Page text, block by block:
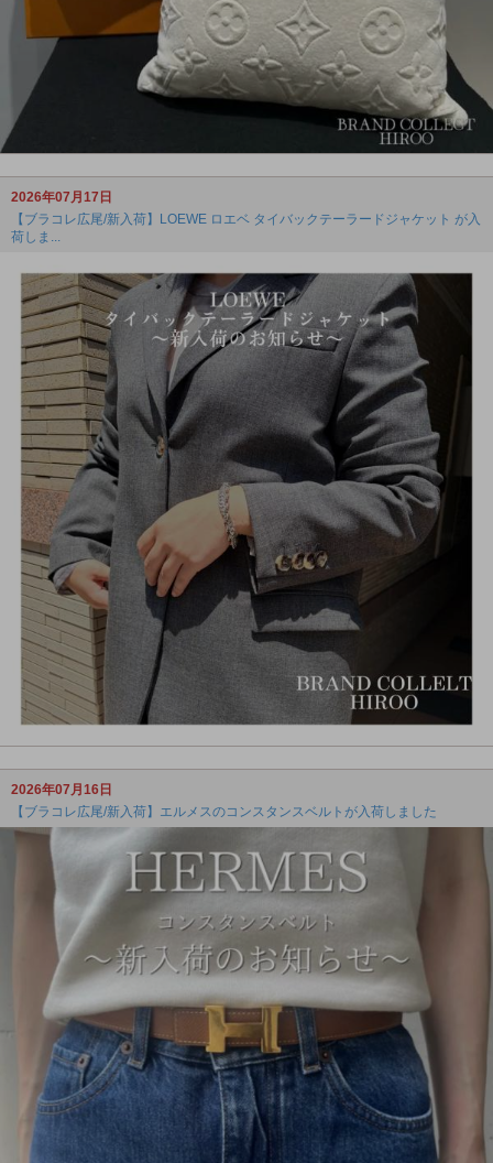
2026年07月17日
【ブラコレ広尾/新入荷】LOEWE ロエベ タイバックテーラードジャケット が入
荷しま...
2026年07月16日
【ブラコレ広尾/新入荷】エルメスのコンスタンスベルトが入荷しました